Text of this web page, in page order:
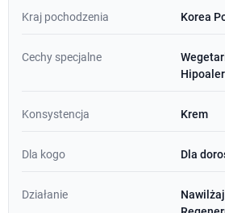
Kraj pochodzenia Korea
Cechy specjalne
Konsystencja Krem
Dla kogo Dla
Działanie